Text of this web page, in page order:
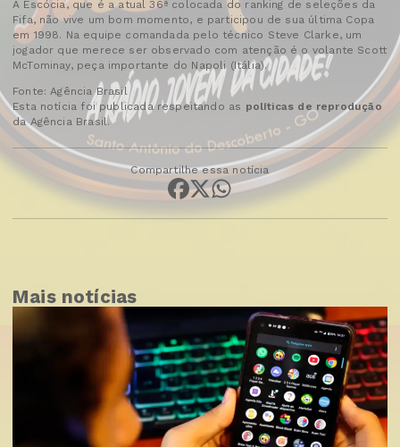
A Escócia, que é a atual 36ª colocada do ranking de seleções da
Fifa, não vive um bom momento, e participou de sua última Copa
em 1998. Na equipe comandada pelo técnico Steve Clarke, um
jogador que merece ser observado com atenção é o volante Scott
McTominay, peça importante do Napoli (Itália).
Fonte: Agência Brasil
Esta notícia foi publicada respeitando as políticas de reprodução
da Agência Brasil.
Compartilhe essa notícia
Mais notícias